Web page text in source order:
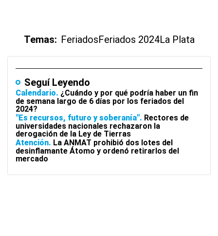
Temas: FeriadosFeriados 2024La Plata
Seguí Leyendo
Calendario ¿Cuándo y por qué podría haber un fin
de semana largo de 6 días por los feriados del
2024?
"Es recursos, futuro y soberanía" Rectores de
universidades nacionales rechazaron la
derogación de la Ley de Tierras
Atención La ANMAT prohibió dos lotes del
desinflamante Átomo y ordenó retirarlos del
mercado